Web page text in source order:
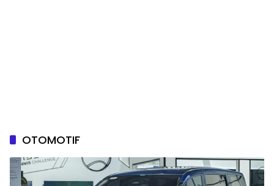
OTOMOTIF